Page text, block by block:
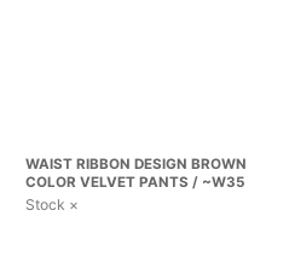
WAIST RIBBON DESIGN BROWN
COLOR VELVET PANTS / ~W35
Stock ×